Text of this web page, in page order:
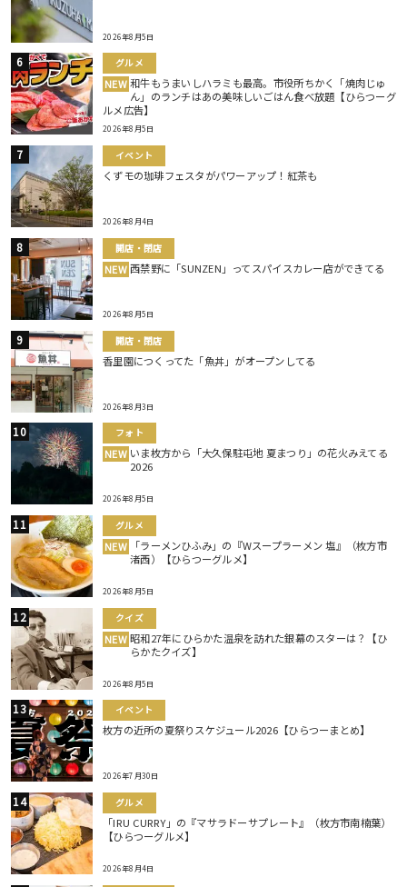
2026年8月5日
グルメ
NEW 和牛もうまいしハラミも最高。市役所ちかく「焼肉じゅ
ん」のランチはあの美味しいごはん食べ放題【ひらつーグ
ルメ広告】
2026年8月5日
イベント
くずモの珈琲フェスタがパワーアップ！紅茶も
2026年8月4日
開店・閉店
NEW 西禁野に「SUNZEN」ってスパイスカレー店ができてる
2026年8月5日
開店・閉店
香里園につくってた「魚丼」がオープンしてる
2026年8月3日
フォト
NEW いま枚方から「大久保駐屯地 夏まつり」の花火みえてる
2026
2026年8月5日
グルメ
NEW
「ラーメンひふみ」の『Wスープラーメン 塩』（枚方市
渚西）【ひらつーグルメ】
2026年8月5日
クイズ
NEW 昭和27年にひらかた温泉を訪れた銀幕のスターは？【ひ
らかたクイズ】
2026年8月5日
イベント
枚方の近所の夏祭りスケジュール2026【ひらつーまとめ】
2026年7月30日
グルメ
「IRU CURRY」の『マサラドーサプレート』（枚方市南楠葉）
【ひらつーグルメ】
2026年8月4日